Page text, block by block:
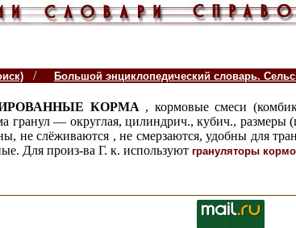
/ Большой энциклопедический словарь.
КОРМА , кормовые смеси
гранул — округлая, цилиндрич., кубич., размеры
не слёживаются , не смерзаются, удобны для
Для произ-ва Г. к. используют грануляторы